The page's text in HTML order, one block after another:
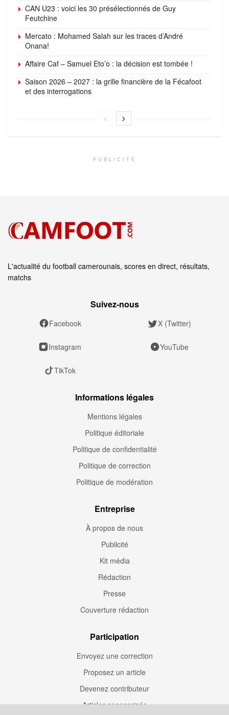
CAN U23 : voici les 30 présélectionnés de Guy
Feutchine
Mercato : Mohamed Salah sur les traces d’André
Onana!
Affaire Caf – Samuel Eto’o : la décision est tombée !
Saison 2026 – 2027 : la grille financière de la Fécafoot
et des interrogations
PUBLICITÉ
L'actualité du football camerounais, scores en direct, résultats,
matchs
Suivez‑nous
Facebook X (Twitter)
Instagram YouTube
TikTok
Informations légales
Mentions légales
Politique éditoriale
Politique de confidentialité
Politique de correction
Politique de modération
Entreprise
À propos de nous
Publicité
Kit média
Rédaction
Presse
Couverture rédaction
Participation
Envoyez une correction
Proposez un article
Devenez contributeur
Articles sponsorisés